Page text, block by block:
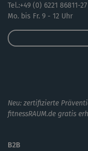
Tel.:+49 (0) 6221 86811-27
Mo. bis Fr. 9 - 12 Uhr
Neu: zertifizierte
fitnessRAUM.de gratis
B2B